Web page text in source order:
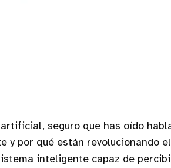
seguro que has oído
y por qué están revolucionando el
inteligente capaz de